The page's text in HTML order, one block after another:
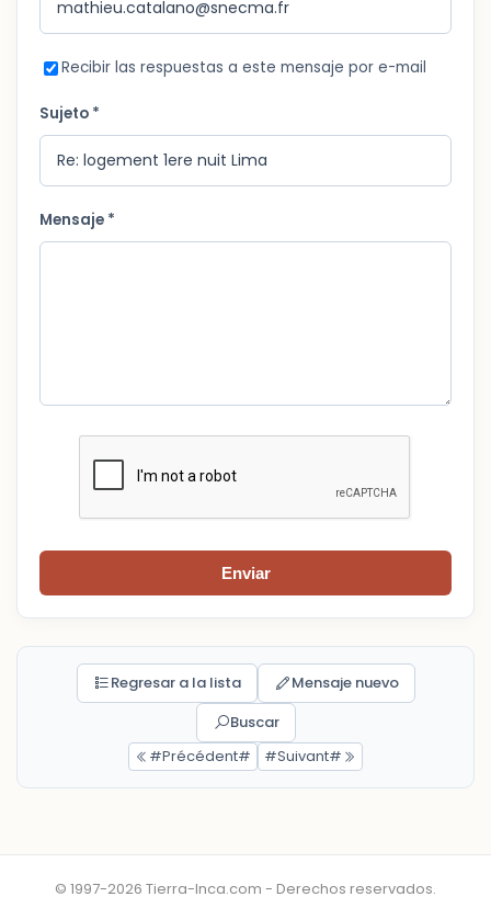
Recibir las respuestas a este mensaje por e-mail
Sujeto *
Mensaje *
Enviar
Regresar a la lista
Mensaje nuevo
Buscar
#Précédent#
#Suivant#
© 1997-2026 Tierra-Inca.com - Derechos reservados.